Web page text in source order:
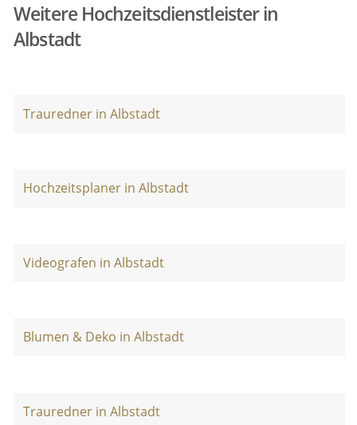
Weitere Hochzeitsdienstleister in
Albstadt
Trauredner in Albstadt
Hochzeitsplaner in Albstadt
Videografen in Albstadt
Blumen & Deko in Albstadt
Trauredner in Albstadt